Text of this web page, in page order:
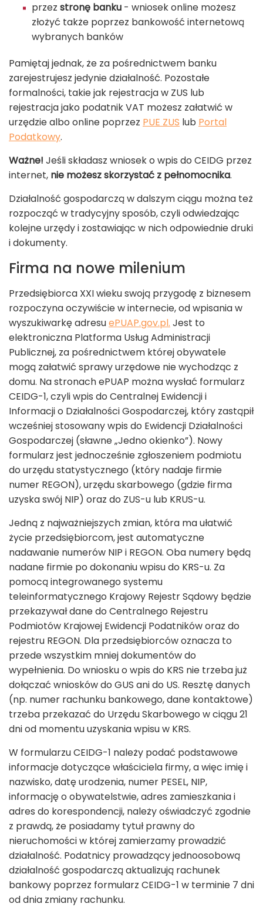
przez stronę banku - wniosek online możesz
złożyć także poprzez bankowość internetową
wybranych banków
Pamiętaj jednak, że za pośrednictwem banku
zarejestrujesz jedynie działalność. Pozostałe
formalności, takie jak rejestracja w ZUS lub
rejestracja jako podatnik VAT możesz załatwić w
urzędzie albo online poprzez PUE ZUS lub Portal
Podatkowy.
Ważne! Jeśli składasz wniosek o wpis do CEIDG przez
internet, nie możesz skorzystać z pełnomocnika.
Działalność gospodarczą w dalszym ciągu można też
rozpocząć w tradycyjny sposób, czyli odwiedzając
kolejne urzędy i zostawiając w nich odpowiednie druki
i dokumenty.
Firma na nowe milenium
Przedsiębiorca XXI wieku swoją przygodę z biznesem
rozpoczyna oczywiście w internecie, od wpisania w
wyszukiwarkę adresuePUAP.gov.pl. Jest to
elektroniczna Platforma Usług Administracji
Publicznej, za pośrednictwem której obywatele
mogą załatwić sprawy urzędowe nie wychodząc z
domu. Na stronach ePUAP można wysłać formularz
CEIDG-1, czyli wpis do Centralnej Ewidencji i
Informacji o Działalności Gospodarczej, który zastąpił
wcześniej stosowany wpis do Ewidencji Działalności
Gospodarczej (sławne „Jedno okienko”). Nowy
formularz jest jednocześnie zgłoszeniem podmiotu
do urzędu statystycznego (który nadaje firmie
numer REGON), urzędu skarbowego (gdzie firma
uzyska swój NIP) oraz do ZUS-u lub KRUS-u.
Jedną z najważniejszych zmian, która ma ułatwić
życie przedsiębiorcom, jest automatyczne
nadawanie numerów NIP i REGON. Oba numery będą
nadane firmie po dokonaniu wpisu do KRS-u. Za
pomocą integrowanego systemu
teleinformatycznego Krajowy Rejestr Sądowy będzie
przekazywał dane do Centralnego Rejestru
Podmiotów Krajowej Ewidencji Podatników oraz do
rejestru REGON. Dla przedsiębiorców oznacza to
przede wszystkim mniej dokumentów do
wypełnienia. Do wniosku o wpis do KRS nie trzeba już
dołączać wniosków do GUS ani do US. Resztę danych
(np. numer rachunku bankowego, dane kontaktowe)
trzeba przekazać do Urzędu Skarbowego w ciągu 21
dni od momentu uzyskania wpisu w KRS.
W formularzu CEIDG-1 należy podać podstawowe
informacje dotyczące właściciela firmy, a więc imię i
nazwisko, datę urodzenia, numer PESEL, NIP,
informację o obywatelstwie, adres zamieszkania i
adres do korespondencji, należy oświadczyć zgodnie
z prawdą, że posiadamy tytuł prawny do
nieruchomości w której zamierzamy prowadzić
działalność. Podatnicy prowadzący jednoosobową
działalność gospodarczą aktualizują rachunek
bankowy poprzez formularz CEIDG-1 w terminie 7 dni
od dnia zmiany rachunku.